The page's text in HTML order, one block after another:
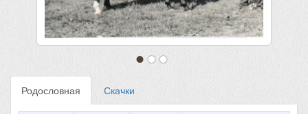
Родословная Скачки